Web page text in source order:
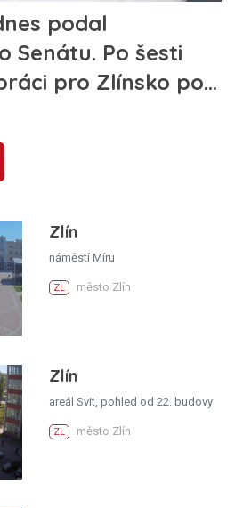
Zlín
náměstí Míru
ZL město Zlín
Zlín
areál Svit, pohled od 22. budovy
ZL město Zlín